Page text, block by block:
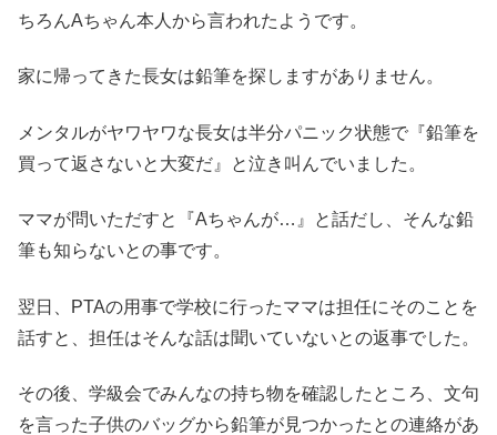
ちろんAちゃん本人から言われたようです。
家に帰ってきた長女は鉛筆を探しますがありません。
メンタルがヤワヤワな長女は半分パニック状態で『鉛筆を
買って返さないと大変だ』と泣き叫んでいました。
ママが問いただすと『Aちゃんが…』と話だし、そんな鉛
筆も知らないとの事です。
翌日、PTAの用事で学校に行ったママは担任にそのことを
話すと、担任はそんな話は聞いていないとの返事でした。
その後、学級会でみんなの持ち物を確認したところ、文句
を言った子供のバッグから鉛筆が見つかったとの連絡があ